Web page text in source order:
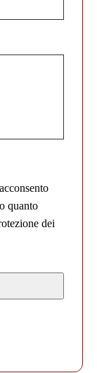
quanto
dei